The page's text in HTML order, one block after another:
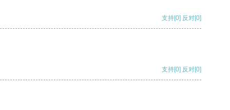
支持[0] 反对[0]
支持[0] 反对[0]